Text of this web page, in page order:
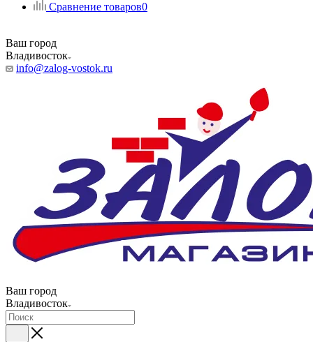
Сравнение товаров0
Ваш город
Владивосток
info@zalog-vostok.ru
Ваш город
Владивосток